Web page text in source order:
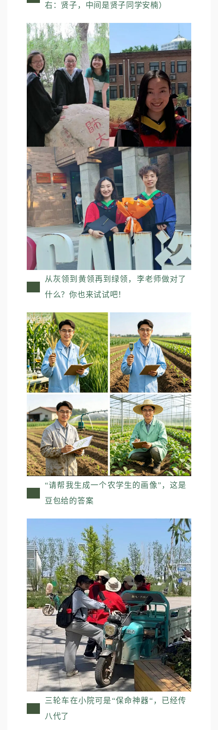
右：贤子，中间是贤子同学安楠）
从灰领到黄领再到绿领，李老师做对了
什么？你也来试试吧！
“请帮我生成一个农学生的画像”，这是
豆包给的答案
三轮车在小院可是“保命神器“，已经传
八代了